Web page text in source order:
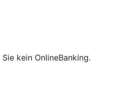
kein OnlineBanking.